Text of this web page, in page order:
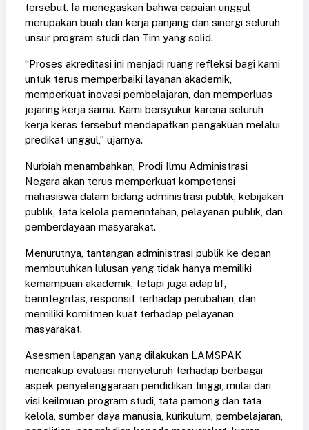
tersebut. Ia menegaskan bahwa capaian unggul
merupakan buah dari kerja panjang dan sinergi seluruh
unsur program studi dan Tim yang solid.
“Proses akreditasi ini menjadi ruang refleksi bagi kami
untuk terus memperbaiki layanan akademik,
memperkuat inovasi pembelajaran, dan memperluas
jejaring kerja sama. Kami bersyukur karena seluruh
kerja keras tersebut mendapatkan pengakuan melalui
predikat unggul,” ujarnya.
Nurbiah menambahkan, Prodi Ilmu Administrasi
Negara akan terus memperkuat kompetensi
mahasiswa dalam bidang administrasi publik, kebijakan
publik, tata kelola pemerintahan, pelayanan publik, dan
pemberdayaan masyarakat.
Menurutnya, tantangan administrasi publik ke depan
membutuhkan lulusan yang tidak hanya memiliki
kemampuan akademik, tetapi juga adaptif,
berintegritas, responsif terhadap perubahan, dan
memiliki komitmen kuat terhadap pelayanan
masyarakat.
Asesmen lapangan yang dilakukan LAMSPAK
mencakup evaluasi menyeluruh terhadap berbagai
aspek penyelenggaraan pendidikan tinggi, mulai dari
visi keilmuan program studi, tata pamong dan tata
kelola, sumber daya manusia, kurikulum, pembelajaran,